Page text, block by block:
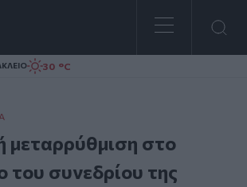
30 °C
μεταρρύθμιση στο
του συνεδρίου της